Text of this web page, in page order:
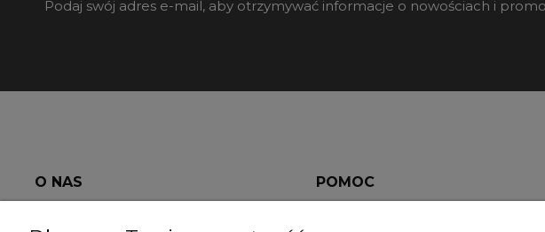
Podaj swój adres e-mail, aby otrzymywać informacje o nowościach i
O NAS POMOC